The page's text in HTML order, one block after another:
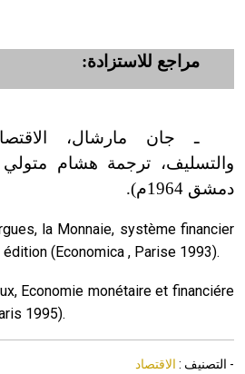
مراجع للاستزادة:
ـ جان مارشال،
والتسليف، ترجمة هشام متولي
دمشق 1964م).
la Monnaie, système financier
(Economica , Parise 1993).
Economie monétaire et financiére
1995).
- التصنيف : الاقتصاد